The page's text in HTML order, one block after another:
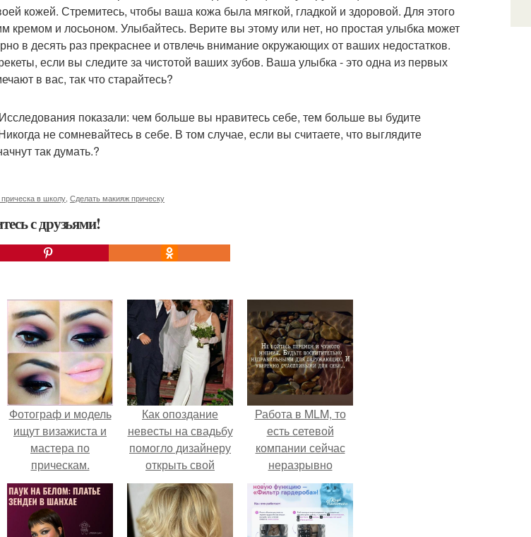
кожей. Стремитесь, чтобы ваша кожа была мягкой, гладкой и здоровой. Для этого
кремом и лосьоном. Улыбайтесь. Верите вы этому или нет, но простая улыбка может
в десять раз прекраснее и отвлечь внимание окружающих от ваших недостатков.
если вы следите за чистотой ваших зубов. Ваша улыбка - это одна из первых
в вас, так что старайтесь?
показали: чем больше вы нравитесь себе, тем больше вы будите
не сомневайтесь в себе. В том случае, если вы считаете, что выглядите
так думать.?
в школу Сделать макияж прическу
с друзьями!
Фотограф и модель
ищут визажиста и
мастера по
прическам.
Как опоздание
невесты на свадьбу
помогло дизайнеру
открыть свой
бренд.
Работа в MLM, то
есть сетевой
компании сейчас
неразрывно
связана с создание
своего контента,
своей страницы в
соц сетях.